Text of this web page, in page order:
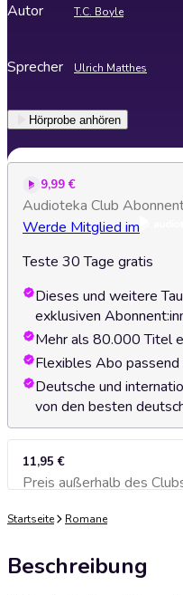
Autor T.C. Boyle
Sprecher Ulrich Matthes
Hörprobe anhören
9,99 €
Audioteka Club
Werde Mitglied im
Teste 30 Tage gratis
Dieses und weitere
exklusiven
Mehr als 80.000 Titel
Flexibles Abo
Deutsche und
von den besten
11,95 €
Preis außerhalb des
Zum
Startseite Romane
Beschreibung